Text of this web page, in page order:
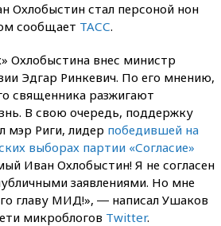
Охлобыстин стал персоной нон
сообщает ТАСС.
Охлобыстина внес министр
Эдгар Ринкевич. По его мнению,
священника разжигают
В свою очередь, поддержку
мэр Риги, лидер победившей на
выборах партии «Согласие»
Иван Охлобыстин! Я не согласен
заявлениями. Но мне
главу МИД!», ― написал Ушаков
микроблогов Twitter.